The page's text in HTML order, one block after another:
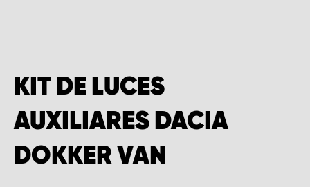
KIT DE LUCES
AUXILIARES DACIA
DOKKER VAN